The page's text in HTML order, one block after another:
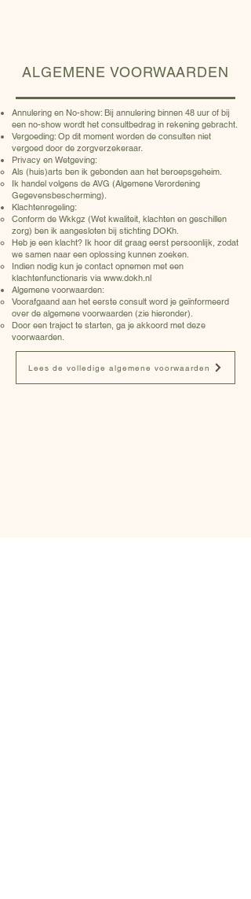
ALGEMENE VOORWAARDEN
Annulering en No-show: Bij annulering binnen 48 uur of bij
een no-show wordt het consultbedrag in rekening gebracht.
Vergoeding: Op dit moment worden de consulten niet
vergoed door de zorgverzekeraar.
Privacy en Wetgeving:
Als (huis)arts ben ik gebonden aan het beroepsgeheim.
Ik handel volgens de AVG (Algemene Verordening
Gegevensbescherming).
Klachtenregeling:
Conform de Wkkgz (Wet kwaliteit, klachten en geschillen
zorg) ben ik aangesloten bij stichting DOKh.
Heb je een klacht? Ik hoor dit graag eerst persoonlijk, zodat
we samen naar een oplossing kunnen zoeken.
Indien nodig kun je contact opnemen met een
klachtenfunctionaris via www.dokh.nl
Algemene voorwaarden:
Voorafgaand aan het eerste consult word je geïnformeerd
over de algemene voorwaarden (zie hieronder).
Door een traject te starten, ga je akkoord met deze
voorwaarden.
Lees de volledige algemene voorwaarden